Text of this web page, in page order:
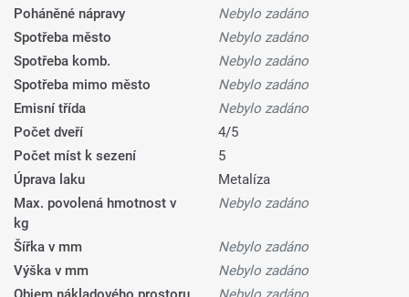
Poháněné nápravy
Nebylo zadáno
Spotřeba město
Nebylo zadáno
Spotřeba komb.
Nebylo zadáno
Spotřeba mimo město
Nebylo zadáno
Emisní třída
Nebylo zadáno
Počet dveří
4/5
Počet míst k sezení
5
Úprava laku
Metalíza
Max. povolená hmotnost v
kg
Nebylo zadáno
Šířka v mm
Nebylo zadáno
Výška v mm
Nebylo zadáno